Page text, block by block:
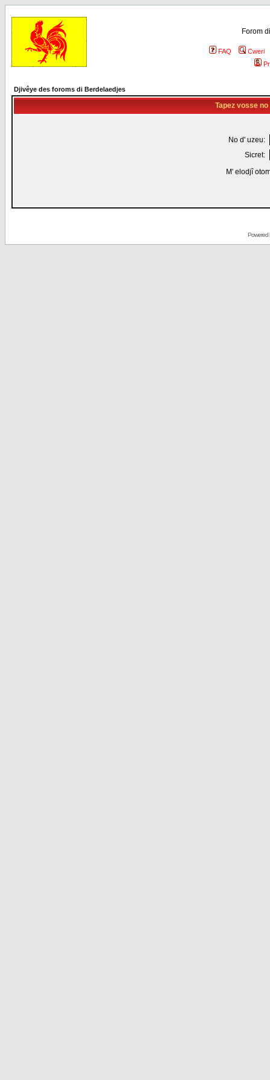
Forom
FAQ
Cweri
Djivêye des foroms di Berdelaedjes
Tapez vosse
No d' uzeu:
Sicret:
M' elodjî
Powered